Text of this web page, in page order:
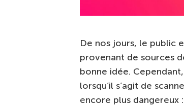
De nos jours, le public
provenant de sources
bonne idée.
lorsqu’il s’agit de
encore plus dangereux